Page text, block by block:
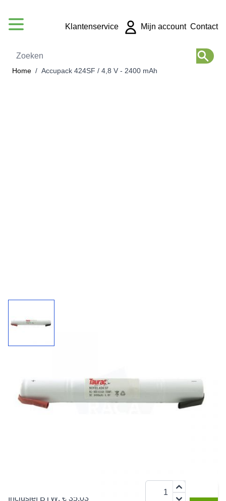
Zoeken
Klantenservice Mijn account Contact
Home / Accupack 424SF / 4,8 V - 2400 mAh
Kies uw connector bij "'meer informatie".
Inclusief BTW: € 35,03